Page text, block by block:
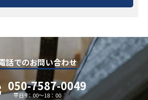
話でのお問い合わせ
050-7587-0049
平日9：00～18：00